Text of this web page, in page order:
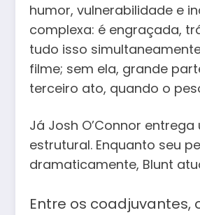
humor, vulnerabilidade e
complexa: é engraçada,
tudo isso
filme; sem ela, grande
terceiro ato, quando o
Já Josh O’Connor
estrutural. Enquanto seu
dramaticamente, Blunt
Entre os